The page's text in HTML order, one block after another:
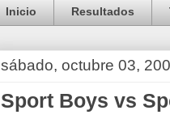
Inicio Resultados
sábado, octubre 03,
Sport Boys vs